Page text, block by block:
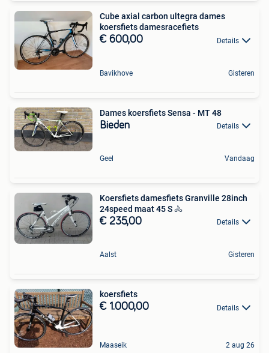
Cube axial carbon ultegra dames
koersfiets damesracefiets
€ 600,00 Details
Bavikhove Gisteren
Dames koersfiets Sensa - MT 48
Bieden Details
Geel Vandaag
Koersfiets damesfiets Granville 28inch
24speed maat 45 S 🚴
€ 235,00 Details
Aalst Gisteren
koersfiets
€ 1.000,00 Details
Maaseik 2 aug 26